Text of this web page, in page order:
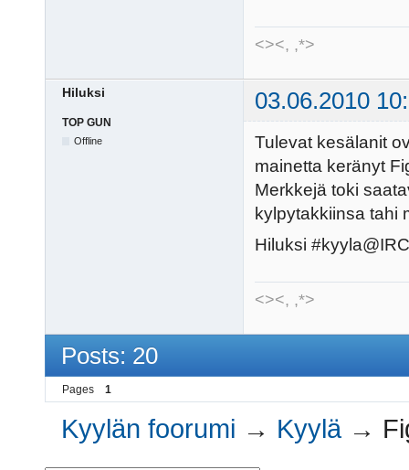
<><, ,*>
Hiluksi 03.06.2010
TOP GUN
Offline
Tulevat kesälanit
mainetta keränyt
Merkkejä toki
kylpytakkiinsa tahi
Hiluksi
<><, ,*>
Posts: 20
Pages 1
Kyylän foorumi → Kyylä →